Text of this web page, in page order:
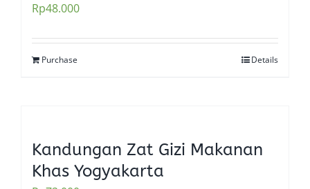
Rp48.000
Purchase Details
Kandungan Zat Gizi Makanan
Khas Yogyakarta